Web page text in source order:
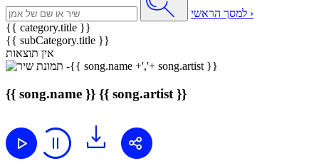
למסך הראשי ›
{{ category.title }}
{{ subCategory.title }}
אין תוצאות
{{ song.name }} {{ song.artist }}